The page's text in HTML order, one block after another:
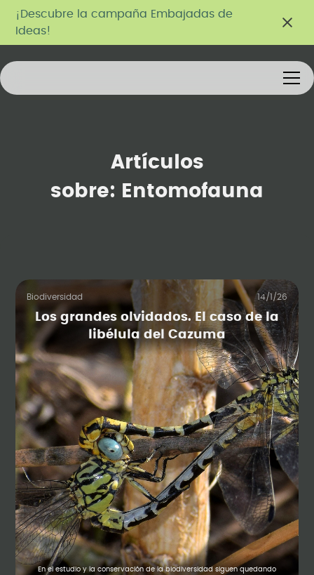
¡Descubre la campaña Embajadas de
Ideas!
Artículos
sobre:
Entomofauna
Biodiversidad 14/1/26
Los grandes olvidados. El caso de la
libélula del Cazuma
En el estudio y la conservación de la biodiversidad siguen quedando